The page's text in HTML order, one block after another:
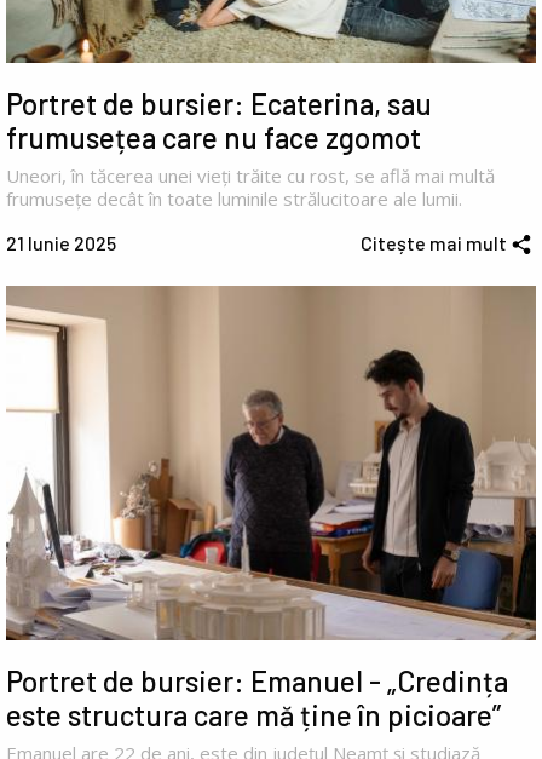
Portret de bursier: Ecaterina, sau
frumusețea care nu face zgomot
Uneori, în tăcerea unei vieți trăite cu rost, se află mai multă
frumusețe decât în toate luminile strălucitoare ale lumii.
21 Iunie 2025 Citește mai mult
Portret de bursier: Emanuel - „Credința
este structura care mă ține în picioare”
Emanuel are 22 de ani, este din județul Neamț și studiază